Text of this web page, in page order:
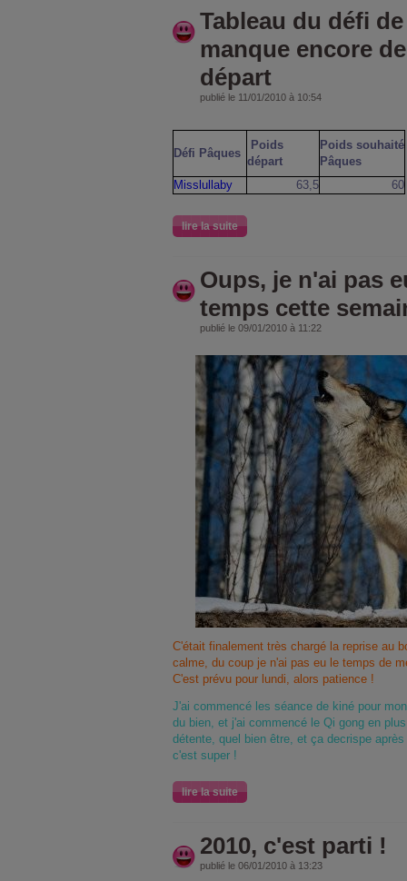
Tableau du défi
manque encore
départ
publié le 11/01/2010 à 10:54
Défi Pâques
Poids
départ
Poids souhaité
Pâques
Misslullaby
63,5 60
lire la suite
Oups, je n'ai pas
temps cette
publié le 09/01/2010 à 11:22
C'était finalement très chargé la reprise au
calme, du coup je n'ai pas eu le temps de
C'est prévu pour lundi, alors patience !
J'ai commencé les séance de kiné pour
du bien, et j'ai commencé le Qi gong en
détente, quel bien être, et ça decrispe
c'est super !
lire la suite
2010, c'est parti !
publié le 06/01/2010 à 13:23